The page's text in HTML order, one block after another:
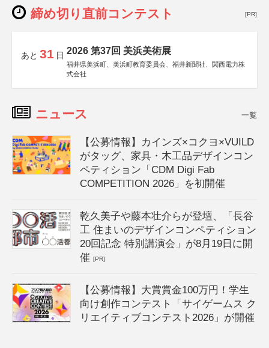
締め切り直前コンテスト [PR]
あと 31 日 2026 第37回 美浜美術展
福井県美浜町、美浜町教育委員会、福井新聞社、関西電力株
式会社
ニュース 一覧
【公募情報】カインズ×コクヨ×VUILD
がタッグ、家具・木工品デザインコン
ペティション「CDM Digi Fab
COMPETITION 2026」を初開催
乾久美子や藤本壮介らが登壇、「長谷
工 住まいのデザインコンペティション
20回記念 特別講演会」が8月19日に開
催[PR]
【公募情報】大賞賞金100万円！学生
向け創作コンテスト「サイゲームス ク
リエイティブコンテスト2026」が開催